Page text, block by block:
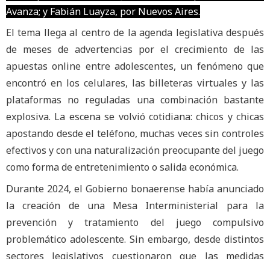
Avanza; y Fabián Luayza, por Nuevos Aires.
El tema llega al centro de la agenda legislativa después
de meses de advertencias por el crecimiento de las
apuestas online entre adolescentes, un fenómeno que
encontró en los celulares, las billeteras virtuales y las
plataformas no reguladas una combinación bastante
explosiva. La escena se volvió cotidiana: chicos y chicas
apostando desde el teléfono, muchas veces sin controles
efectivos y con una naturalización preocupante del juego
como forma de entretenimiento o salida económica.
Durante 2024, el Gobierno bonaerense había anunciado
la creación de una Mesa Interministerial para la
prevención y tratamiento del juego compulsivo
problemático adolescente. Sin embargo, desde distintos
sectores legislativos cuestionaron que las medidas